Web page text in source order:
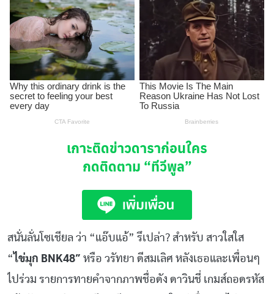
เกาะติดข่าวดาราก่อนใคร
กดติดตาม “ทีวีพูล”
สนั่นลั่นโซเชียล ว่า “แอ๊บแอ้” รึเปล่า? สำหรับ สาวใสใส
“ไข่มุก BNK48″ หรือ วรัทยา ดีสมเลิศ หลังเธอและเพื่อนๆ
ไปร่วม รายการทายคำจากภาพชื่อดัง ดาวินชี่ เกมส์ถอดรหัส